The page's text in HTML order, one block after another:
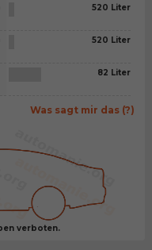
520 Liter
520 Liter
82 Liter
Was sagt mir das (?)
verboten.